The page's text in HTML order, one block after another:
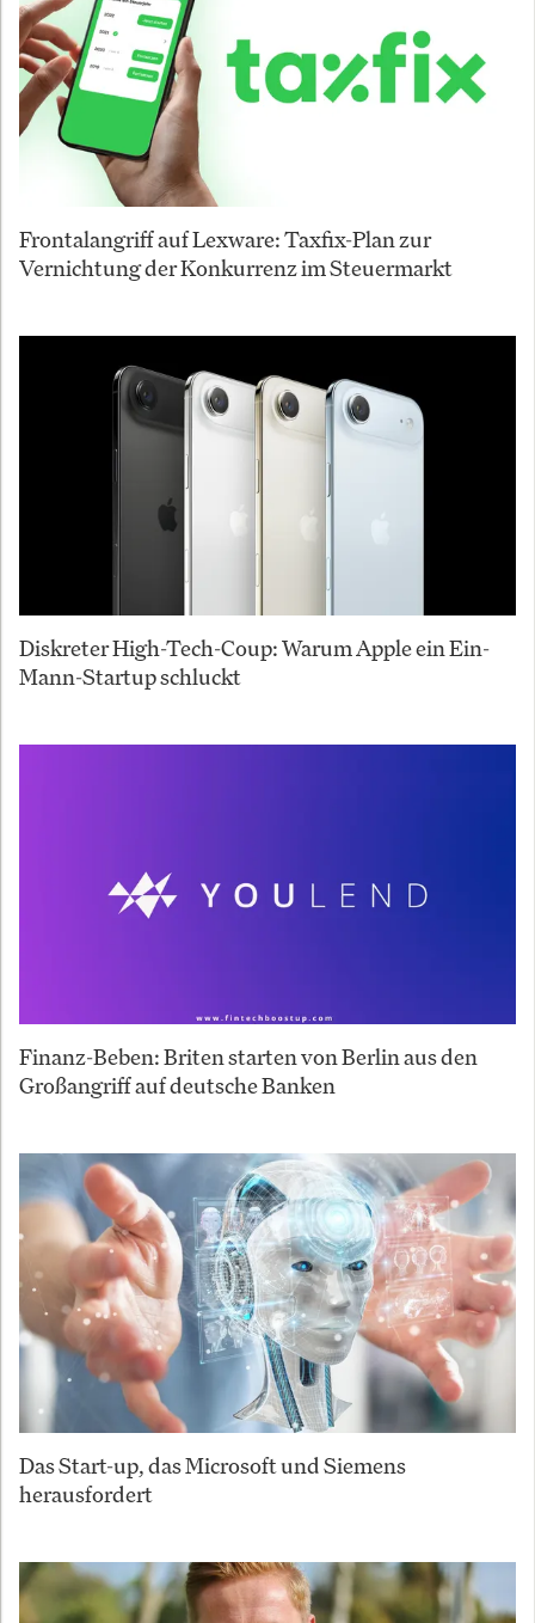
Frontalangriff auf Lexware: Taxfix-Plan zur
Vernichtung der Konkurrenz im Steuermarkt
Diskreter High-Tech-Coup: Warum Apple ein Ein-
Mann-Startup schluckt
Finanz-Beben: Briten starten von Berlin aus den
Großangriff auf deutsche Banken
Das Start-up, das Microsoft und Siemens
herausfordert